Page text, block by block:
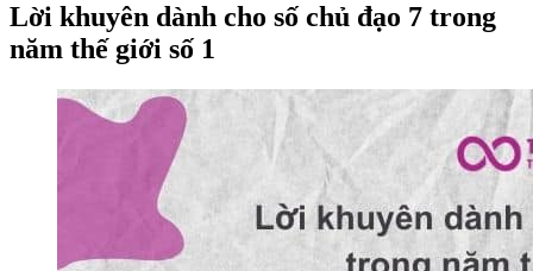
Lời khuyên dành cho số chủ đạo 7 trong
năm thế giới số 1